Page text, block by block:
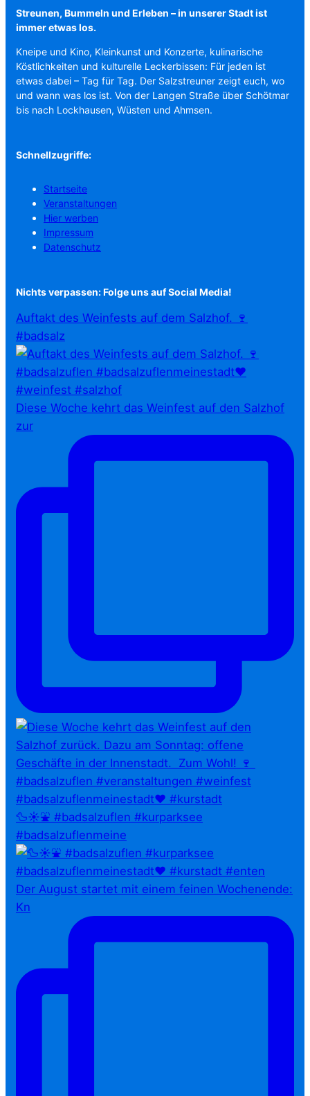
Streunen, Bummeln und Erleben – in unserer Stadt ist
immer etwas los.
Kneipe und Kino, Kleinkunst und Konzerte, kulinarische
Köstlichkeiten und kulturelle Leckerbissen: Für jeden ist
etwas dabei – Tag für Tag. Der Salzstreuner zeigt euch, wo
und wann was los ist. Von der Langen Straße über Schötmar
bis nach Lockhausen, Wüsten und Ahmsen.
Schnellzugriffe:
Startseite
Veranstaltungen
Hier werben
Impressum
Datenschutz
Nichts verpassen: Folge uns auf Social Media!
Auftakt des Weinfests auf dem Salzhof. 🍷
#badsalz
Diese Woche kehrt das Weinfest auf den Salzhof
zur
🦆☀️⛲ #badsalzuflen #kurparksee
#badsalzuflenmeine
Der August startet mit einem feinen Wochenende:
Kn